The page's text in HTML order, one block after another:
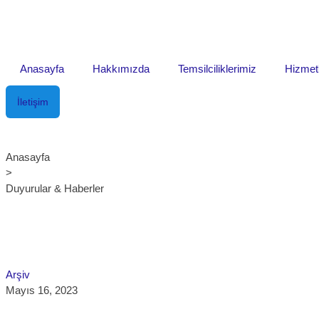
Anasayfa Hakkımızda Temsilciliklerimiz
İletişim
Anasayfa
>
Duyurular & Haberler
Arşiv
Mayıs 16, 2023